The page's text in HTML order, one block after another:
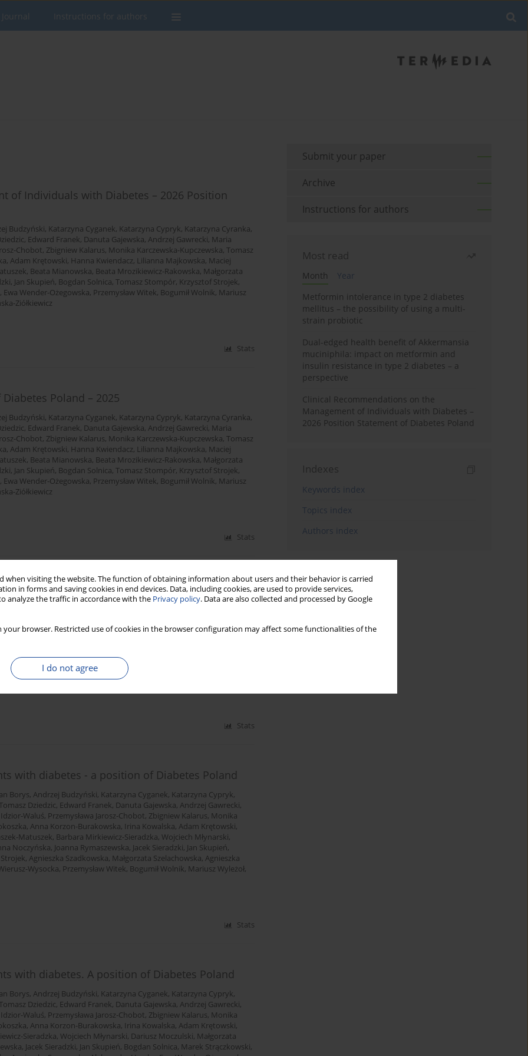
when visiting the website. The function of obtaining information about users and their behavior is carried
in forms and saving cookies in end devices. Data, including cookies, are used to provide services,
analyze the traffic in accordance with the Privacy policy. Data are also collected and processed by Google
your browser. Restricted use of cookies in the browser configuration may affect some functionalities of the
I do not agree
Instructions for authors
of Individuals with Diabetes – 2026 Position
Budzyński, Katarzyna Cyganek, Katarzyna Cypryk, Katarzyna Cyranka,
, Edward Franek, Danuta Gajewska, Andrzej Gawrecki, Maria
Chobot, Zbigniew Kalarus, Monika Karczewska-Kupczewska, Tomasz
, Adam Krętowski, Hanna Kwiendacz, Lilianna Majkowska, Maciej
, Beata Mianowska, Beata Mrozikiewicz-Rakowska, Małgorzata
, Jan Skupień, Bogdan Solnica, Tomasz Stompór, Krzysztof Strojek,
, Ewa Wender-Ożegowska, Przemysław Witek, Bogumił Wolnik, Mariusz
Ziółkiewicz
Stats
Poland – 2025
Budzyński, Katarzyna Cyganek, Katarzyna Cypryk, Katarzyna Cyranka,
, Edward Franek, Danuta Gajewska, Andrzej Gawrecki, Maria
Chobot, Zbigniew Kalarus, Monika Karczewska-Kupczewska, Tomasz
, Adam Krętowski, Hanna Kwiendacz, Lilianna Majkowska, Maciej
, Beata Mianowska, Beata Mrozikiewicz-Rakowska, Małgorzata
, Jan Skupień, Bogdan Solnica, Tomasz Stompór, Krzysztof Strojek,
, Ewa Wender-Ożegowska, Przemysław Witek, Bogumił Wolnik, Mariusz
Ziółkiewicz
Stats
Poland – 2024
Borys Katarzyna Cyganek
Przemysława Jarosz-Chobot,Zbigniew Kalarus,Monika Karczewska-
,Jacek Sieradzki,Jan Skupień
Aleksandra Uruska, Ewa Wender-Ożegowska
Zmysłowska,Dorota Zozulińska-Ziółkiewicz
Stats
with diabetes - a position of Diabetes Poland
Borys, Andrzej Budzyński, Katarzyna Cyganek, Katarzyna Cypryk,
Dziedzic, Edward Franek, Danuta Gajewska, Andrzej Gawrecki,
Waluś, Przemysława Jarosz-Chobot, Zbigniew Kalarus, Monika
, Anna Korzon-Burakowska, Irina Kowalska, Adam Krętowski,
Matuszek, Barbara Mirkiewicz-Sieradzka, Wojciech Młynarski,
Noczyńska, Joanna Rymaszewska, Jacek Sieradzki, Jan Skupień,
, Agnieszka Szadkowska, Małgorzata Szelachowska, Agnieszka
Wysocka, Przemysław Witek, Bogumił Wolnik, Mariusz Wyleżoł,
Stats
with diabetes. A position of Diabetes Poland
Borys, Andrzej Budzyński, Katarzyna Cyganek, Katarzyna Cypryk,
Dziedzic, Edward Franek, Danuta Gajewska, Andrzej Gawrecki,
Waluś, Przemysława Jarosz-Chobot, Zbigniew Kalarus, Monika
, Anna Korzon-Burakowska, Irina Kowalska, Adam Krętowski,
Sieradzka, Wojciech Młynarski, Dariusz Moczulski, Małgorzata
, Jacek Sieradzki, Jan Skupień, Bogdan Solnica, Marek Strączkowski,
Submit your paper
Archive
Instructions for authors
Most read
Month
Year
Metformin intolerance in type 2 diabetes
mellitus – the possibility of using a multi-
strain probiotic
Dual-edged health benefit of Akkermansia
muciniphila: impact on metformin and
insulin resistance in type 2 diabetes – a
perspective
Clinical Recommendations on the
Management of Individuals with Diabetes –
2026 Position Statement of Diabetes Poland
Indexes
Keywords index
Topics index
Authors index